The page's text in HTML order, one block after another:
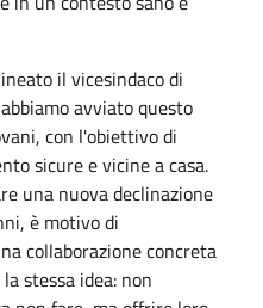
il vicesindaco di
avviato questo
con l'obiettivo di
sicure e vicine a casa.
una nuova declinazione
è motivo di
collaborazione concreta
stessa idea: non